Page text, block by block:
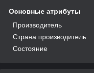
Основные атрибуты
Производитель
Страна производитель
Состояние